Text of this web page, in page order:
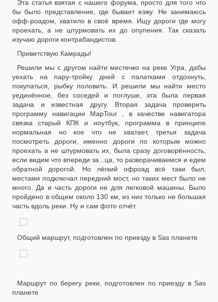
Эта статья взятая с нашего форума, просто для того что
бы было представление, где бывает езжу. Не занимаюсь
офф-роадом, хватило в своё время. Ищу дороги где могу
проехать, а не штурмовать их до опупения. Так сказать
изучаю дороги контрабандистов.
Приветствую Камрады!
Решили мы с другом найти местечко на реке Угра, дабы
уехать на пару-тройку дней с палатками отдохнуть,
покупаться, рыбку половить. И решили мы найти место
уединённое, без соседей и поглуше, эта была первая
задача и известная другу. Вторая задача проверить
программу навигации MapTour , в качестве навигатора
связка старый КПК и ноутбук, программа в принципе
нормальная но кое что не хватает, третья задача
посмотреть дороги, именно дороги по которым можно
проехать а не штурмовать их, была сразу договорённость,
если видим что впереди за...ца, то разворачиваемся и едем
обратной дорогой. Но лёгкий офроад всё таки был,
местами подключал передний мост, но таких мест было не
много. Да и часть дороги не для легковой машины. Было
пройдено в общем около 130 км, из них только не большая
часть вдоль реки. Ну и сам фото отчёт.
Общий маршрут, подготовлен по приезду в Sas планете
Маршрут по берегу реки, подготовлен по приезду в Sas
планете